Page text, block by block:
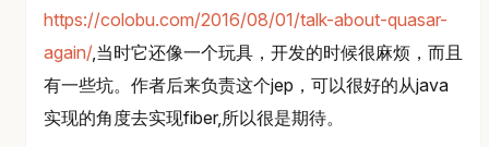
https://colobu.com/2016/08/01/talk-about-quasar-
again/,当时它还像一个玩具，开发的时候很麻烦，而且
有一些坑。作者后来负责这个jep，可以很好的从java
实现的角度去实现fiber,所以很是期待。